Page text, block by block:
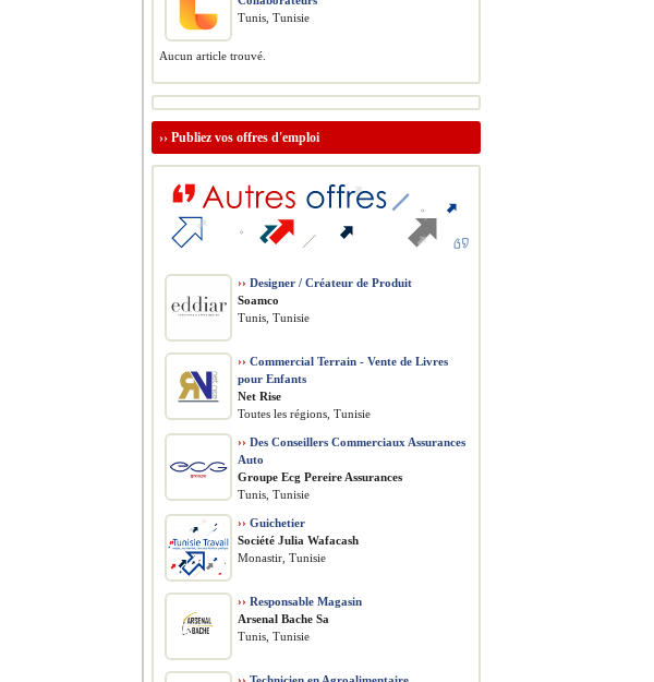
Tunis, Tunisie
Aucun article trouvé.
›› Publiez vos offres d'emploi
›› Designer / Créateur de Produit
Soamco
Tunis, Tunisie
›› Commercial Terrain - Vente de Livres
pour Enfants
Net Rise
Toutes les régions, Tunisie
›› Des Conseillers Commerciaux Assurances
Auto
Groupe Ecg Pereire Assurances
Tunis, Tunisie
›› Guichetier
Société Julia Wafacash
Monastir, Tunisie
›› Responsable Magasin
Arsenal Bache Sa
Tunis, Tunisie